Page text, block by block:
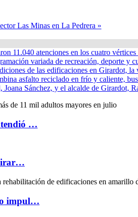
Las Minas en La Pedrera »
11.040 atenciones en los cuatro
variada de recreación, deporte y
de las edificaciones en Girardot, la
asfalto reciclado en frío y caliente,
Joana Sánchez, y el alcalde de Girardot,
…
impul…